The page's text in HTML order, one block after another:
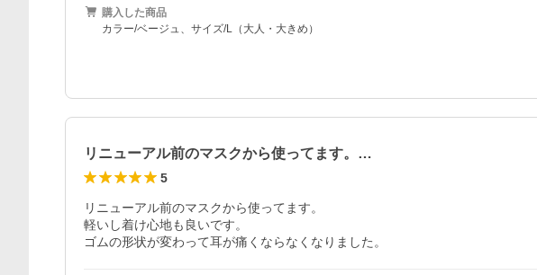
購入した商品
カラー/ベージュ、サイズ/L（大人・大きめ）
リニューアル前のマスクから使ってます。…
5
リニューアル前のマスクから使ってます。
軽いし着け心地も良いです。
ゴムの形状が変わって耳が痛くならなくなりました。